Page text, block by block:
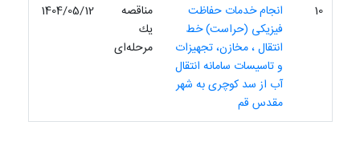
10
انجام خدمات حفاظت
فیزیکی (حراست) خط
انتقال ، مخازن، تجهیزات
و تاسیسات سامانه انتقال
آب از سد کوچری به شهر
مقدس قم
مناقصه
یك
مرحله‌ای
1404/05/12